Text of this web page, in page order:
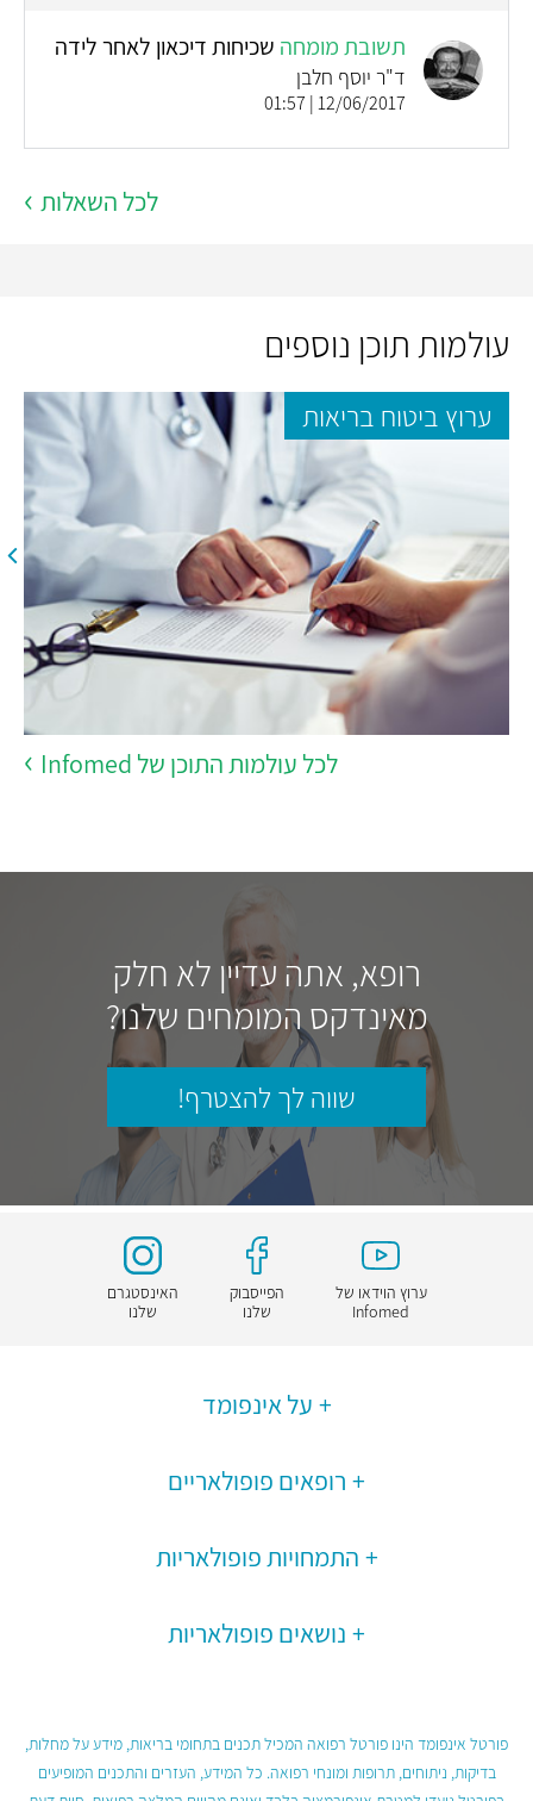
תשובת מומחה שכיחות דיכאון לאחר לידה
ד"ר יוסף חלבן
12/06/2017 | 01:57
לכל השאלות
עולמות תוכן נוספים
ערוץ ביטוח בריאות
לכל עולמות התוכן של Infomed
רופא, אתה עדיין לא חלק
מאינדקס המומחים שלנו?
שווה לך להצטרף!
ערוץ הוידאו של
Infomed
הפייסבוק
שלנו
האינסטגרם
שלנו
על אינפומד
רופאים פופולאריים
התמחויות פופולאריות
נושאים פופולאריות
פורטל אינפומד הינו פורטל רפואה המכיל תכנים בתחומי בריאות, מידע על מחלות,
בדיקות, ניתוחים, תרופות ומונחי רפואה. כל המידע, העזרים והתכנים המופיעים